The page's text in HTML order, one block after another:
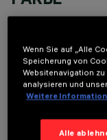
Wenn Sie auf „Alle
Speicherung von
Websitenavigation
analysieren und
Weitere
Alle